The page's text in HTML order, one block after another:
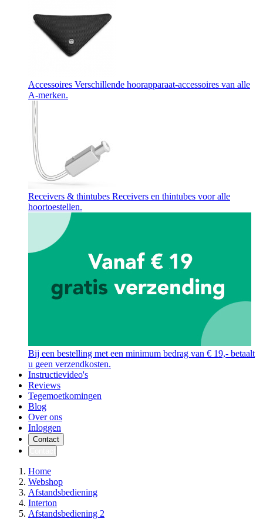
Accessoires Verschillende hoorapparaat-accessoires van alle
A-merken.
Receivers & thintubes Receivers en thintubes voor alle
hoortoestellen.
Bij een bestelling met een minimum bedrag van € 19,- betaalt
u geen verzendkosten.
Instructievideo's
Reviews
Tegemoetkomingen
Blog
Over ons
Inloggen
Contact
Home
Webshop
Afstandsbediening
Interton
Afstandsbediening 2